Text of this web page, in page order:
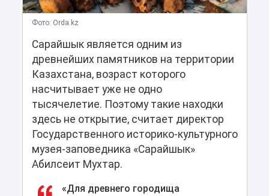
Фото: Orda.kz
Сарайшык является одним из
древнейших памятников на территории
Казахстана, возраст которого
насчитывает уже не одно
тысячелетие. Поэтому такие находки
здесь не открытие, считает директор
Государственного историко-культурного
музея-заповедника «Сарайшык»
Абилсеит Мухтар.
«Для древнего городища